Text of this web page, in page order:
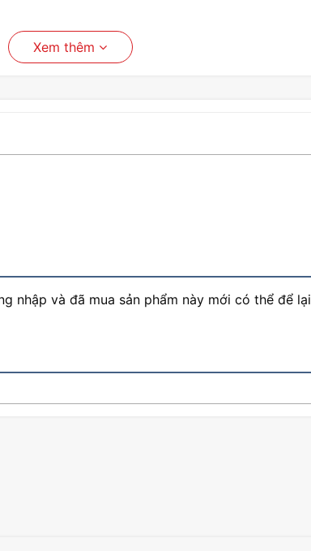
Xem thêm
nhập và đã mua sản phẩm này mới có thể để lại